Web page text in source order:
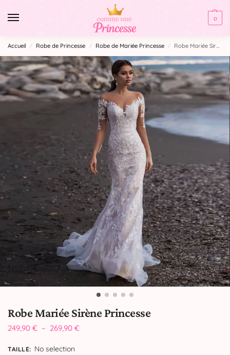
0
Accueil / Robe de Princesse / Robe de Mariée Princesse / Robe Mariée Sirène Princesse
Robe Mariée Sirène Princesse
249,90 € – 269,90 €
TAILLE: No selection